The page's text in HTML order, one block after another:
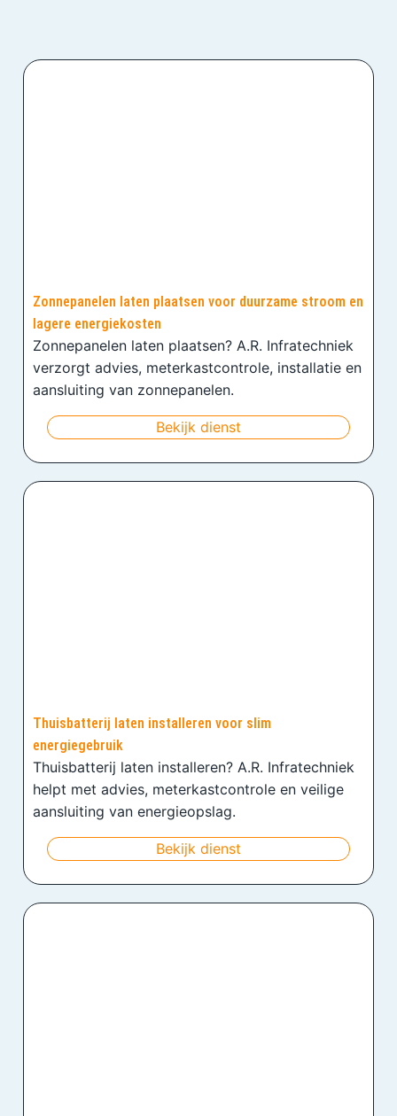
Zonnepanelen laten plaatsen voor duurzame stroom en
lagere energiekosten
Zonnepanelen laten plaatsen? A.R. Infratechniek
verzorgt advies, meterkastcontrole, installatie en
aansluiting van zonnepanelen.
Bekijk dienst
Thuisbatterij laten installeren voor slim
energiegebruik
Thuisbatterij laten installeren? A.R. Infratechniek
helpt met advies, meterkastcontrole en veilige
aansluiting van energieopslag.
Bekijk dienst